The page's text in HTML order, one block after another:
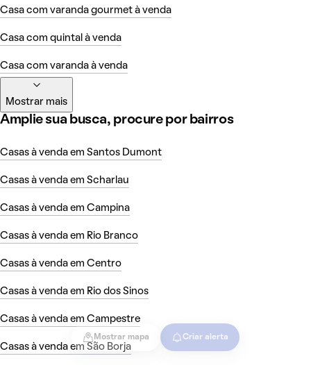
Mostrar mapa Criar alerta
Casa com varanda gourmet à venda
Casa com quintal à venda
Casa com varanda à venda
Mostrar mais
Amplie sua busca, procure por bairros
Casas à venda em Santos Dumont
Casas à venda em Scharlau
Casas à venda em Campina
Casas à venda em Rio Branco
Casas à venda em Centro
Casas à venda em Rio dos Sinos
Casas à venda em Campestre
Casas à venda em São Borja